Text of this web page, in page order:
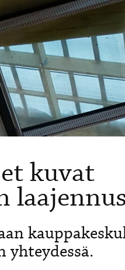
kuvat
yhteydessä.